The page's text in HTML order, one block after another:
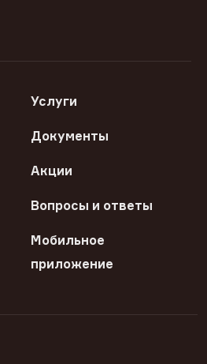
Услуги
Документы
Акции
Вопросы и ответы
Мобильное
приложение